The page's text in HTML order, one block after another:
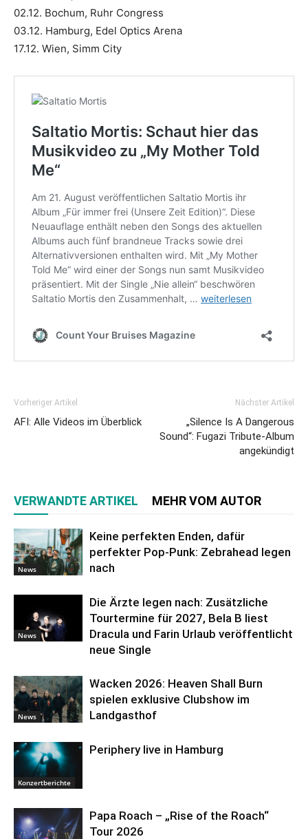
02.12. Bochum, Ruhr Congress
03.12. Hamburg, Edel Optics Arena
17.12. Wien, Simm City
Vorheriger Artikel
AFI: Alle Videos im Überblick
Nächster Artikel
„Silence Is A Dangerous
Sound“: Fugazi Tribute-Album
angekündigt
VERWANDTE ARTIKEL MEHR VOM AUTOR
News
Keine perfekten Enden, dafür
perfekter Pop-Punk: Zebrahead legen
nach
News
Die Ärzte legen nach: Zusätzliche
Tourtermine für 2027, Bela B liest
Dracula und Farin Urlaub veröffentlicht
neue Single
News
Wacken 2026: Heaven Shall Burn
spielen exklusive Clubshow im
Landgasthof
Konzertberichte
Periphery live in Hamburg
Papa Roach – „Rise of the Roach“
Tour 2026